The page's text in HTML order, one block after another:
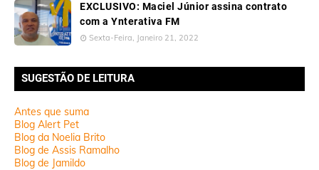
EXCLUSIVO: Maciel Júnior assina contrato
com a Ynterativa FM
Sexta-Feira, Janeiro 21, 2022
SUGESTÃO DE LEITURA
Antes que suma
Blog Alert Pet
Blog da Noelia Brito
Blog de Assis Ramalho
Blog de Jamildo